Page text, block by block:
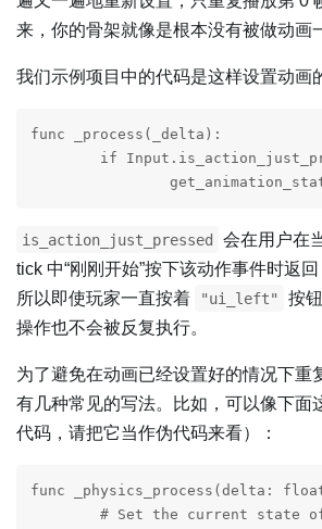
来，你的骨架就像是根本没有被做动画
我们示例项目中的代码是这样设置动画
func _process(_delta):
is_action_just_pressed
会在用户在
tick 中“刚刚开始”按下该动作事件时返回
所以即使玩家一直按着
"ui_left"
按
操作也不会被反复执行。
为了避免在动画已经设置好的情况下重
有几种常见的写法。比如，可以像下面
代码，请把它当作伪代码来看）：
func _physics_process(delta: